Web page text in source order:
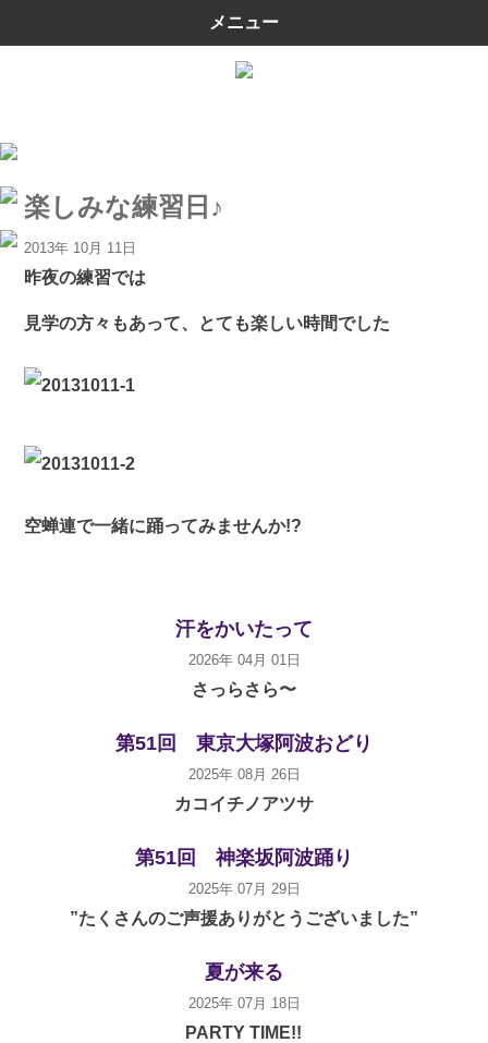
メニュー
楽しみな練習日♪
2013年 10月 11日
昨夜の練習では
見学の方々もあって、とても楽しい時間でした
空蝉連で一緒に踊ってみませんか!?
汗をかいたって
2026年 04月 01日
さっらさら〜
第51回 東京大塚阿波おどり
2025年 08月 26日
カコイチノアツサ
第51回 神楽坂阿波踊り
2025年 07月 29日
”たくさんのご声援ありがとうございました”
夏が来る
2025年 07月 18日
PARTY TIME!!